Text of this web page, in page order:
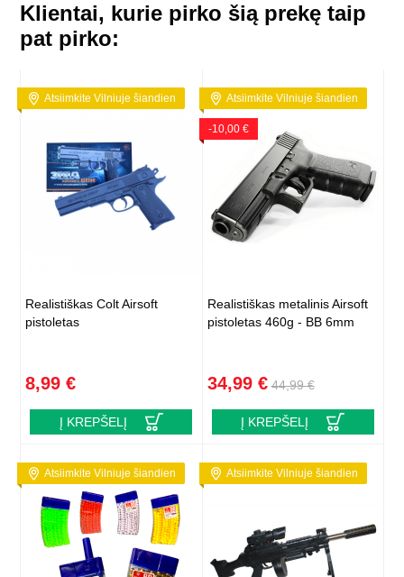
Klientai, kurie pirko šią prekę taip
pat pirko:
Atsiimkite Vilniuje šiandien
Realistiškas Colt Airsoft
pistoletas
8,99 €
Į KREPŠELĮ
Atsiimkite Vilniuje šiandien
-10,00 €
Realistiškas metalinis Airsoft
pistoletas 460g - BB 6mm
34,99 € 44,99 €
Į KREPŠELĮ
Atsiimkite Vilniuje šiandien Atsiimkite Vilniuje šiandien